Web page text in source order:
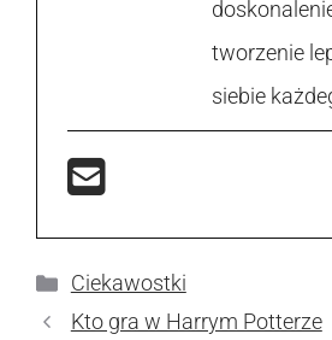
tworzenie
siebie
Kategorie
Ciekawostki
Kto gra w Harrym Potterze